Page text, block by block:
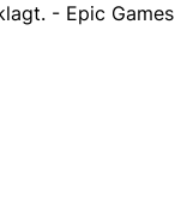
- Epic Games